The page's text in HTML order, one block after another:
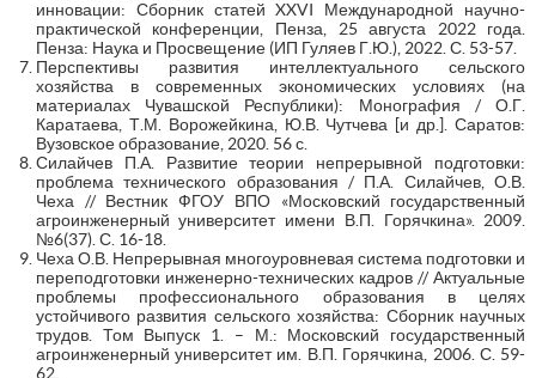
инновации: Сборник статей XXVI Международной научно-
практической конференции, Пенза, 25 августа 2022 года.
Пенза: Наука и Просвещение (ИП Гуляев Г.Ю.), 2022. С. 53-57.
Перспективы развития интеллектуального сельского
хозяйства в современных экономических условиях (на
материалах Чувашской Республики): Монография / О.Г.
Каратаева, Т.М. Ворожейкина, Ю.В. Чутчева [и др.]. Саратов:
Вузовское образование, 2020. 56 с.
Силайчев П.А. Развитие теории непрерывной подготовки:
проблема технического образования / П.А. Силайчев, О.В.
Чеха // Вестник ФГОУ ВПО «Московский государственный
агроинженерный университет имени В.П. Горячкина». 2009.
№6(37). С. 16-18.
Чеха О.В. Непрерывная многоуровневая система подготовки и
переподготовки инженерно-технических кадров // Актуальные
проблемы профессионального образования в целях
устойчивого развития сельского хозяйства: Сборник научных
трудов. Том Выпуск 1. – М.: Московский государственный
агроинженерный университет им. В.П. Горячкина, 2006. С. 59-
62.